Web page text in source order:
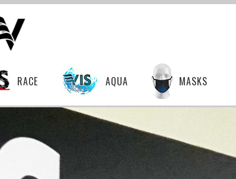
RACE AQUA MASKS